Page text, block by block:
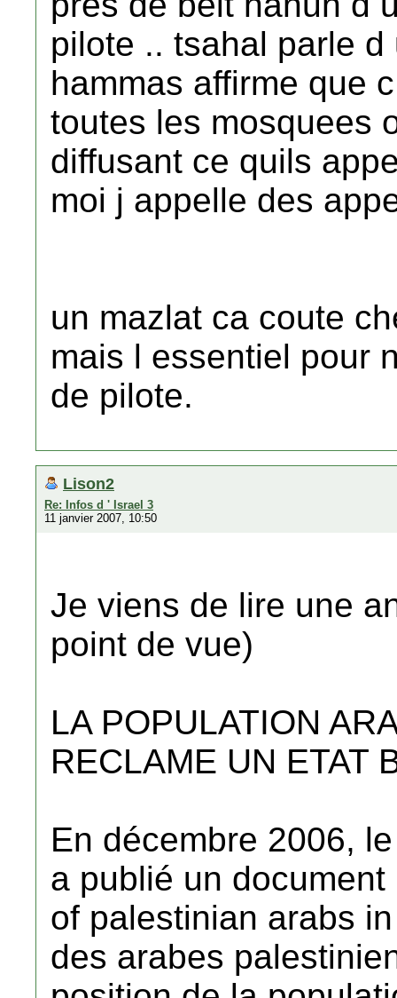
pilote .. tsahal parle
hammas affirme que
toutes les mosquees
diffusant ce quils
moi j appelle des
un mazlat ca coute
mais l essentiel pour
de pilote.
Lison2
Re: Infos d ' Israel 3
11 janvier 2007, 10:50
Je viens de lire une
point de vue)
LA POPULATION
RECLAME UN ETAT
En décembre 2006,
a publié un
of palestinian arabs
des arabes